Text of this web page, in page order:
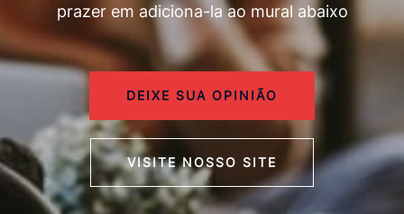
prazer em adiciona-la ao mural abaixo
DEIXE SUA OPINIÃO
VISITE NOSSO SITE